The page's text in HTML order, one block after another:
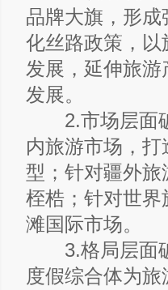
品牌大旗，形
化丝路政策，
发展，延伸旅
发展。
2.市场层面破
内旅游市场，
型；针对疆外
桎梏；针对世
滩国际市场。
3.格局层面破
度假综合体为